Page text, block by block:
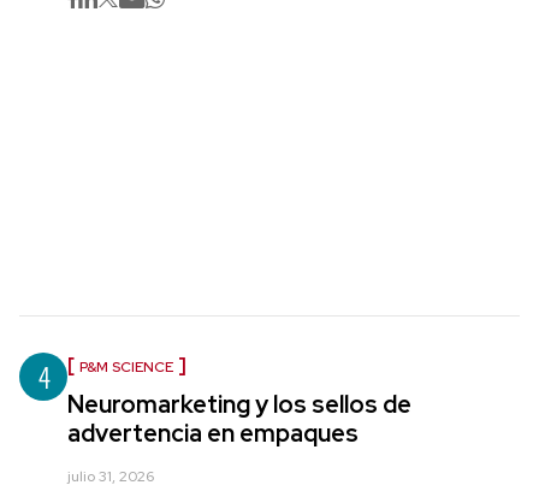
4 P&M SCIENCE
Neuromarketing y los sellos de
advertencia en empaques
julio 31, 2026